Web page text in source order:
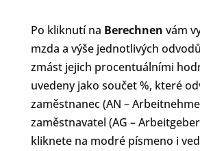
Po kliknutí na Berechnen vám
mzda a výše jednotlivých
zmást jejich procentuálními
uvedeny jako součet %, které
zaměstnanec (AN –
zaměstnavatel (AG –
kliknete na modré písmeno i